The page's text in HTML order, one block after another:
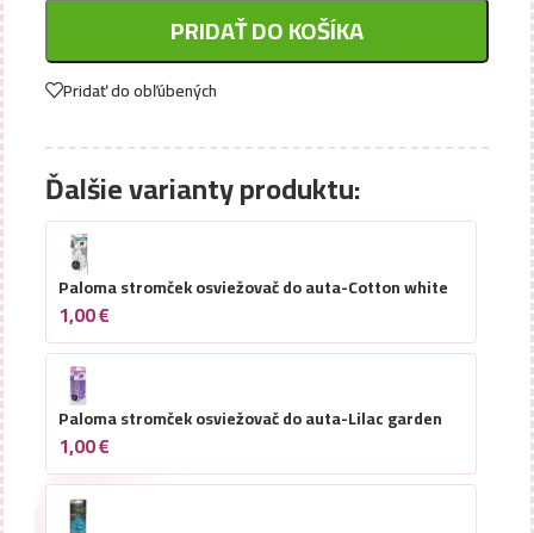
PRIDAŤ DO KOŠÍKA
Pridať do obľúbených
Ďalšie varianty produktu:
Paloma stromček osviežovač do auta-Cotton white
1,00€
Paloma stromček osviežovač do auta-Lilac garden
1,00€